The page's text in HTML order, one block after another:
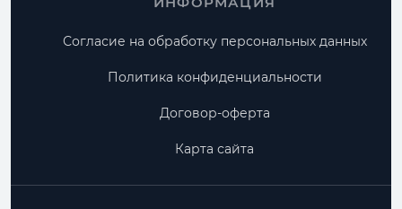
Согласие на обработку персональных данных
Политика конфиденциальности
Договор-оферта
Карта сайта